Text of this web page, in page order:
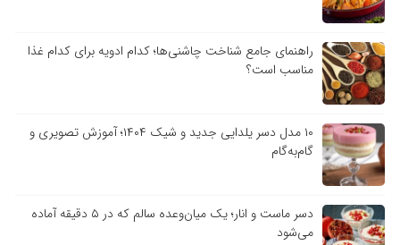
راهنمای جامع شناخت چاشنی‌ها؛ کدام ادویه برای کدام غذا
مناسب است؟
۱۰ مدل دسر یلدایی جدید و شیک ۱۴۰۴؛ آموزش تصویری و
گام‌به‌گام
دسر ماست و انار؛ یک میان‌وعده سالم که در ۵ دقیقه آماده
می‌شود